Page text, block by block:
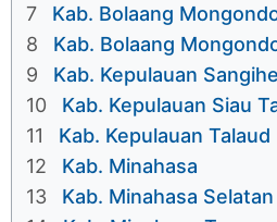
7
Kab. Bolaang
8
Kab. Bolaang
9
Kab. Kepulauan Sangihe
10
Kab. Kepulauan Siau
11
Kab. Kepulauan Talaud
12
Kab. Minahasa
13
Kab. Minahasa Selatan